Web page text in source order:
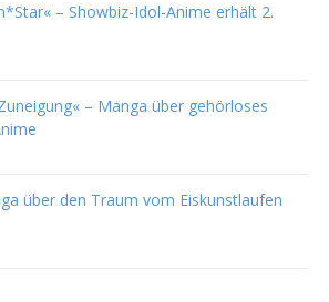
– Showbiz-Idol-Anime erhält 2.
– Manga über gehörloses
über den Traum vom Eiskunstlaufen